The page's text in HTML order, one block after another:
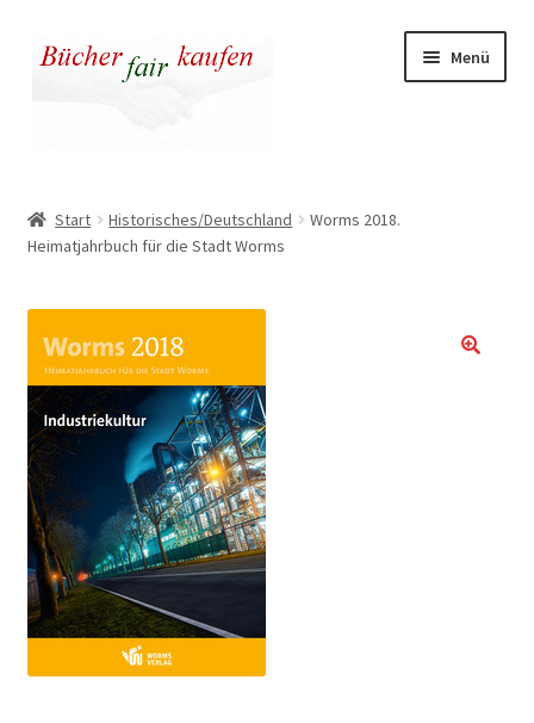
Zur
Navigation
Zum
Inhalt
Menü
Kasse
Warenkorb
Warum fair kaufen
Start Historisches/Deutschland
Worms 2018.
Heimatjahrbuch für die Stadt Worms